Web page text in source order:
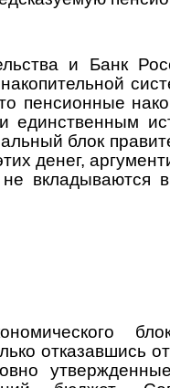
и Банк
пенсионные
единственным
блок
денег,
вкладываются
отказавшись